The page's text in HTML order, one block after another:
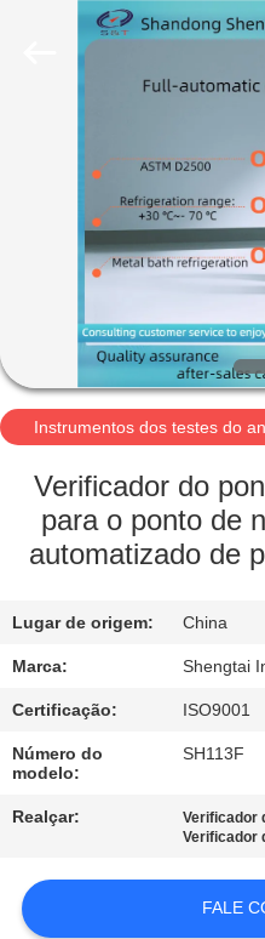
PRODUTOS
SOBRE
EXCURSÃO
DA
FÁBRICA
CONTROLE
QUALIDADE
CONTACTE-
NOS
PEÇA
CITAÇÕES
Instrumentos dos testes do
Verificador do
para o ponto de
automatizado de
Lugar de origem: China
Marca: Shengtai
Certificação: ISO9001
Número do
modelo:
SH113F
Realçar: Verificador
Verificador
FALE